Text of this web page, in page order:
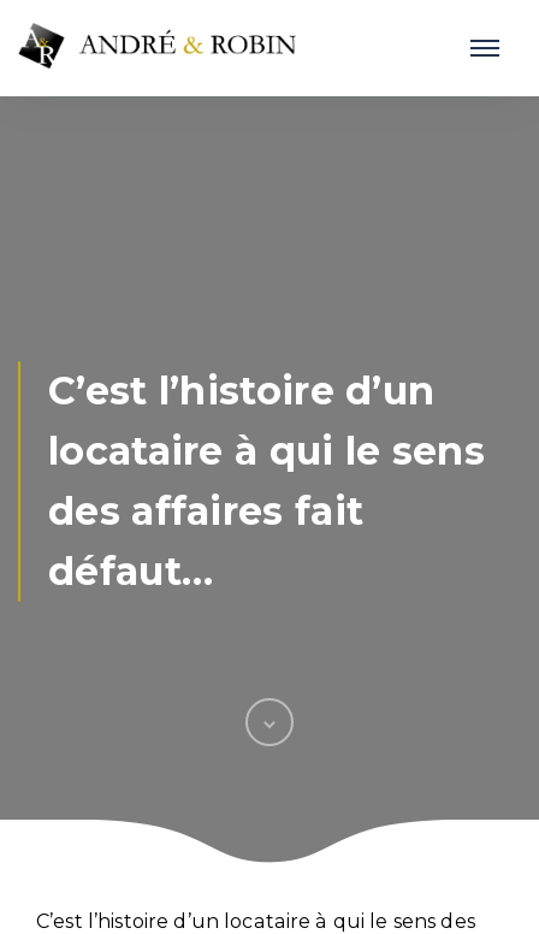
C’est l’histoire d’un
locataire à qui le sens
des affaires fait
défaut…
C’est l’histoire d’un locataire à qui le sens des